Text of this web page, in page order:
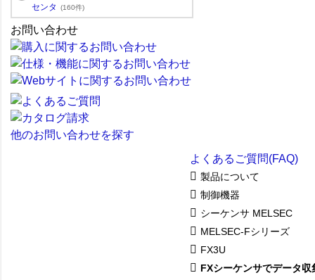
センタ
(160件)
お問い合わせ
他のお問い合わせを探す
よくあるご質問(FAQ)
製品について
制御機器
シーケンサ MELSEC
MELSEC-Fシリーズ
FX3U
FXシーケンサでデータ収